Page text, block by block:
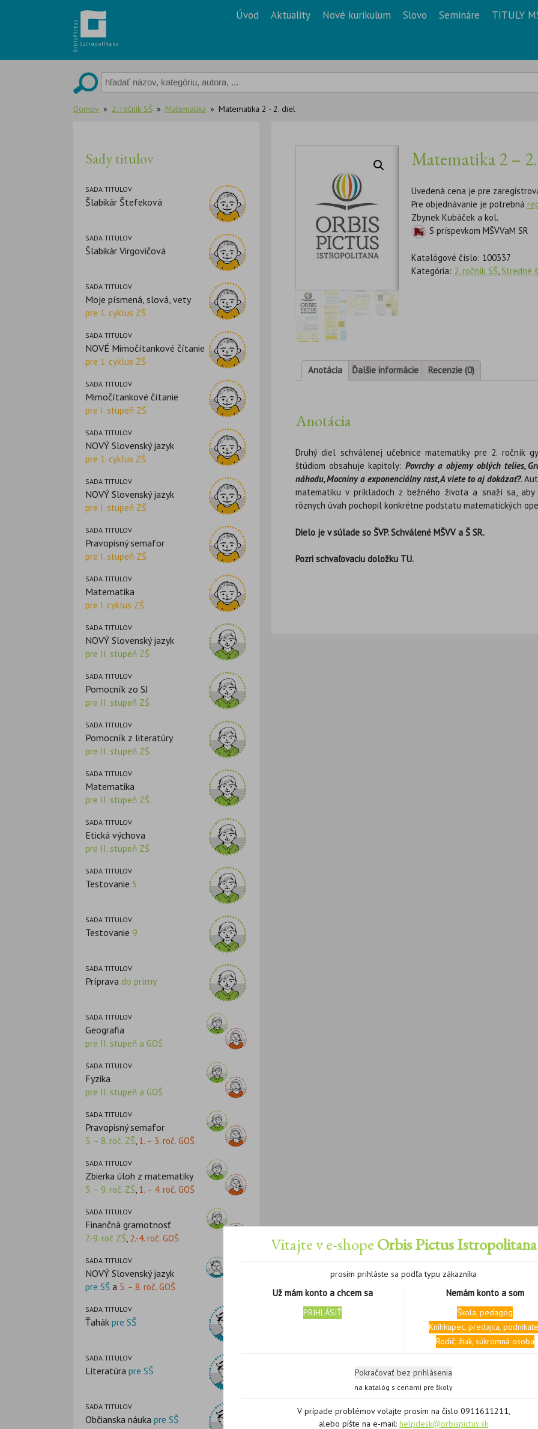
Vitajte v e-shopeOrbis Pictus Istropolitana
prosím prihláste sa podľa typu zákazníka
Už mám konto a chcem sa
PRIHLÁSIŤ
Nemám konto a som
Škola, pedagóg
Kníhkupec, predajca,
Rodič, žiak, súkromná osoba
Pokračovať bez prihlásenia
na katalóg s cenami pre školy
V prípade problémov volajte prosím na číslo 0911611211,
alebo píšte na e-mail: helpdesk@orbispictus.sk
Úvod Aktuality Nové kurikulum Slovo Semináre TITULY
Domov 2. ročník SŠ Matematika Matematika 2 - 2. diel
Sady titulov
SADA TITULOV
Šlabikár Štefeková
SADA TITULOV
Šlabikár Virgovičová
SADA TITULOV
Moje písmená, slová, vety
pre 1. cyklus ZŠ
SADA TITULOV
NOVÉ Mimočítankové čítanie
pre 1. cyklus ZŠ
SADA TITULOV
Mimočítankové čítanie
pre I. stupeň ZŠ
SADA TITULOV
NOVÝ Slovenský jazyk
pre 1. cyklus ZŠ
SADA TITULOV
NOVÝ Slovenský jazyk
pre I. stupeň ZŠ
SADA TITULOV
Pravopisný semafor
pre I. stupeň ZŠ
SADA TITULOV
Matematika
pre I. cyklus ZŠ
SADA TITULOV
NOVÝ Slovenský jazyk
pre II. stupeň ZŠ
SADA TITULOV
Pomocník zo SJ
pre II. stupeň ZŠ
SADA TITULOV
Pomocník z literatúry
pre II. stupeň ZŠ
SADA TITULOV
Matematika
pre II. stupeň ZŠ
SADA TITULOV
Etická výchova
pre II. stupeň ZŠ
SADA TITULOV
Testovanie 5
SADA TITULOV
Testovanie 9
SADA TITULOV
Príprava do prímy
SADA TITULOV
Geografia
pre II. stupeň a GOŠ
SADA TITULOV
Fyzika
pre II. stupeň a GOŠ
SADA TITULOV
Pravopisný semafor
5. – 8. roč. ZŠ,1. – 3. roč. GOŠ
SADA TITULOV
Zbierka úloh z matematiky
5. – 9. roč. ZŠ, 1. – 4. roč. GOŠ
SADA TITULOV
Finančná gramotnosť
7.-9. roč ZŠ, 2.-4. roč. GOŠ
SADA TITULOV
NOVÝ Slovenský jazyk
pre SŠ a 5. – 8. roč. GOŠ
SADA TITULOV
Ťahák pre SŠ
SADA TITULOV
Literatúra pre SŠ
SADA TITULOV
Občianska náuka pre SŠ
Matematika 2 –
Uvedená cena je pre
Pre objednávanie je potrebná
Zbynek Kubáček a kol.
S príspevkom MŠVVaM SR
Katalógové číslo: 100337
Kategória: 2. ročník SŠ,Stredné
Anotácia Ďalšie informácie Recenzie (0)
Anotácia
Druhý diel schválenej učebnice matematiky pre 2. ročník
štúdiom obsahuje kapitoly: Povrchy a objemy oblých telies,
náhodu, Mocniny a exponenciálny rast, A viete to aj dokázať?.
matematiku v príkladoch z bežného života a snaží sa,
rôznych úvah pochopil konkrétne podstatu matematických
Dielo je v súlade so ŠVP. Schválené MŠVV a Š SR.
Pozri schvaľovaciu doložku TU.